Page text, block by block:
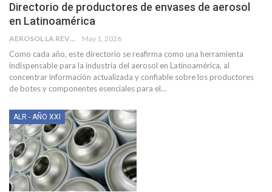
Directorio de productores de envases de aerosol
en Latinoamérica
AEROSOL LA REVISTA May 1, 2026
Como cada año, este directorio se reafirma como una herramienta
indispensable para la industria del aerosol en Latinoamérica, al
concentrar información actualizada y confiable sobre los productores
de botes y componentes esenciales para el…
ALR - AÑO XXI